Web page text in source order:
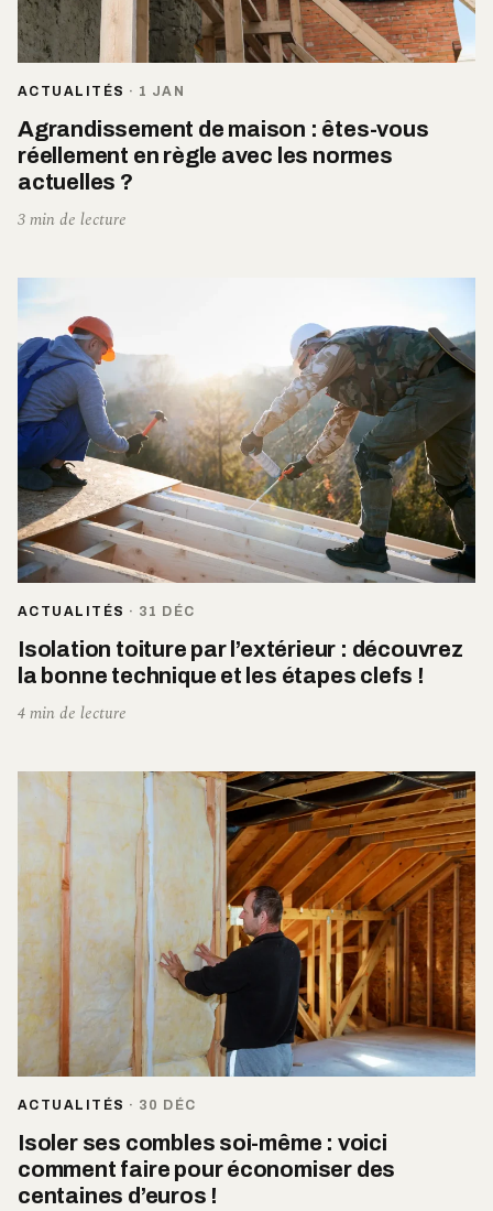
ACTUALITÉS · 1 JAN
Agrandissement de maison : êtes-vous
réellement en règle avec les normes
actuelles ?
3 min de lecture
ACTUALITÉS · 31 DÉC
Isolation toiture par l’extérieur : découvrez
la bonne technique et les étapes clefs !
4 min de lecture
ACTUALITÉS · 30 DÉC
Isoler ses combles soi-même : voici
comment faire pour économiser des
centaines d’euros !